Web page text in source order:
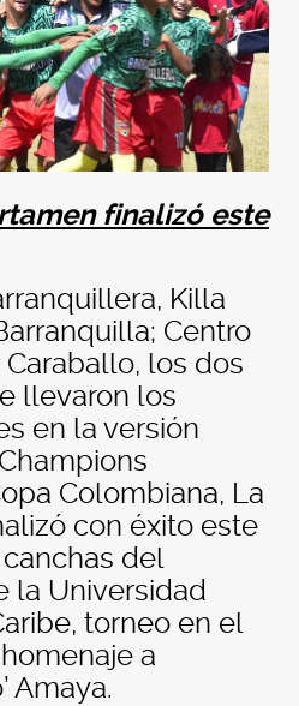
finalizó este
Killa
Centro
los dos
llevaron los
en la versión
Colombiana, La
con éxito este
del
la Universidad
torneo en el
a
Amaya.